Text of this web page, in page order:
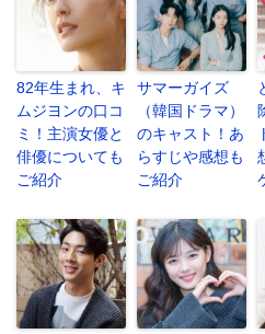
82年生まれ、キ
ムジヨンの口コ
ミ！主演女優と
俳優についても
ご紹介
サマーガイズ
（韓国ドラマ）
のキャスト！あ
らすじや感想も
ご紹介